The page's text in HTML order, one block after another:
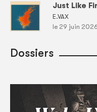
Just Like
E.VAX
le 29 juin 2026
Dossiers